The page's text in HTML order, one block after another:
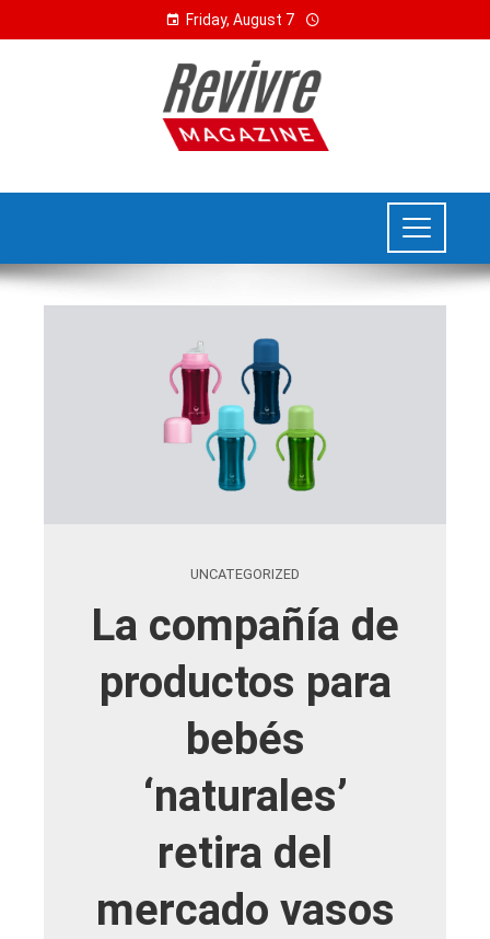
Friday, August 7
UNCATEGORIZED
La compañía de
productos para
bebés
‘naturales’
retira del
mercado vasos